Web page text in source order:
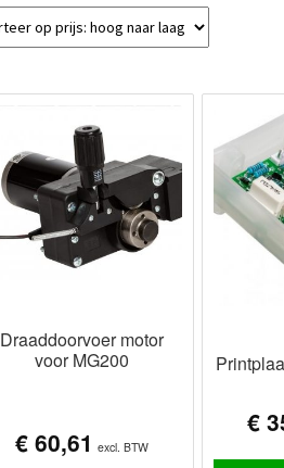
Draaddoorvoer motor
voor MG200
€ 60,61 excl. BTW
€